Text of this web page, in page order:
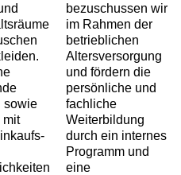
sowie
mit
bezuschussen wir
im Rahmen der
betrieblichen
Altersversorgung
und fördern die
persönliche und
fachliche
Weiterbildung
durch ein internes
Programm und
eine